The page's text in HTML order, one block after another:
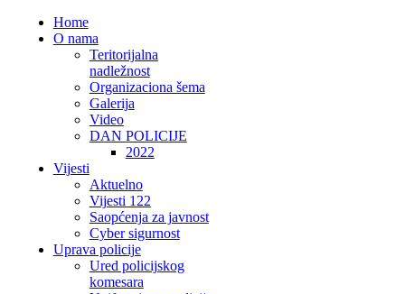
Home
O nama
Teritorijalna
nadležnost
Organizaciona šema
Galerija
Video
DAN POLICIJE
2022
Vijesti
Aktuelno
Vijesti 122
Saopćenja za javnost
Cyber sigurnost
Uprava policije
Ured policijskog
komesara